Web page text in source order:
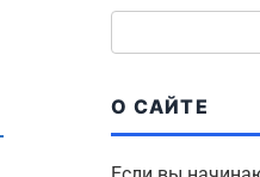
О САЙТЕ